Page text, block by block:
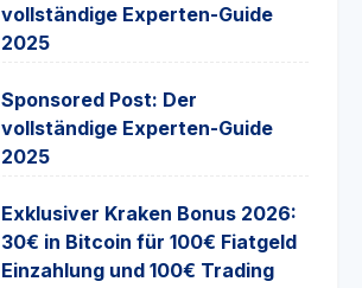
vollständige Experten-Guide
2025
Sponsored Post: Der
vollständige Experten-Guide
2025
Exklusiver Kraken Bonus 2026:
30€ in Bitcoin für 100€ Fiatgeld
Einzahlung und 100€ Trading